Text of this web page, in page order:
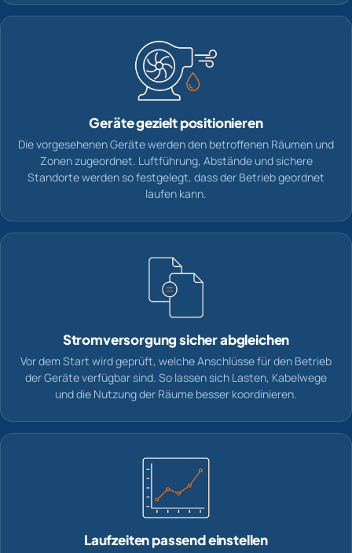
Geräte gezielt positionieren
Die vorgesehenen Geräte werden den betroffenen Räumen und
Zonen zugeordnet. Luftführung, Abstände und sichere
Standorte werden so festgelegt, dass der Betrieb geordnet
laufen kann.
Stromversorgung sicher abgleichen
Vor dem Start wird geprüft, welche Anschlüsse für den Betrieb
der Geräte verfügbar sind. So lassen sich Lasten, Kabelwege
und die Nutzung der Räume besser koordinieren.
Laufzeiten passend einstellen